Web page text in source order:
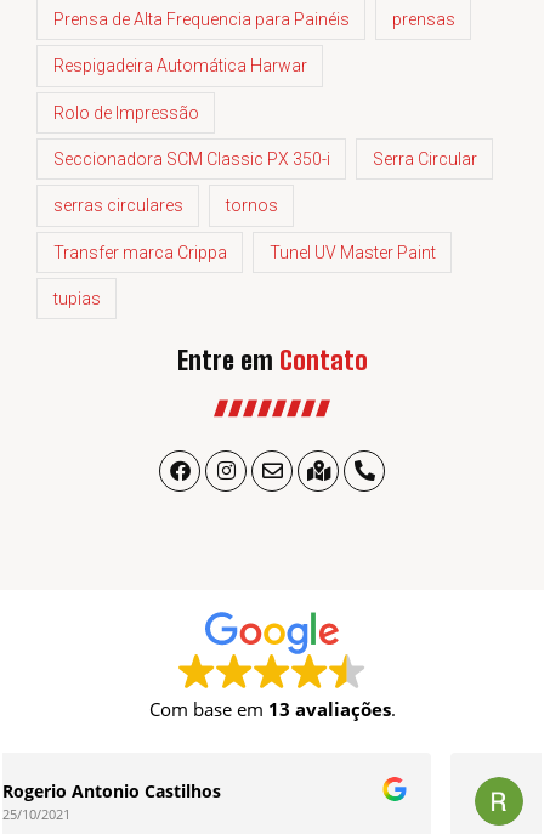
Prensa de Alta Frequencia para Painéis prensas
Respigadeira Automática Harwar
Rolo de Impressão
Seccionadora SCM Classic PX 350-i Serra Circular
serras circulares tornos
Transfer marca Crippa Tunel UV Master Paint
tupias
Entre em Contato
Com base em 13 avaliações.
Rodrigo Freitas